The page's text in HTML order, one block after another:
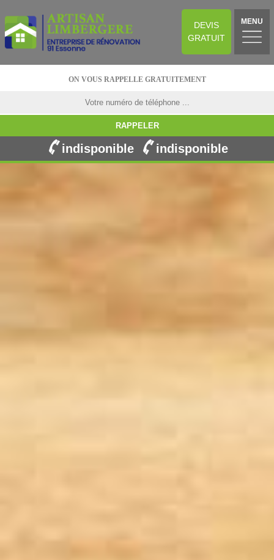
DEVIS
GRATUIT
MENU
ON VOUS RAPPELLE GRATUITEMENT
indisponible indisponible